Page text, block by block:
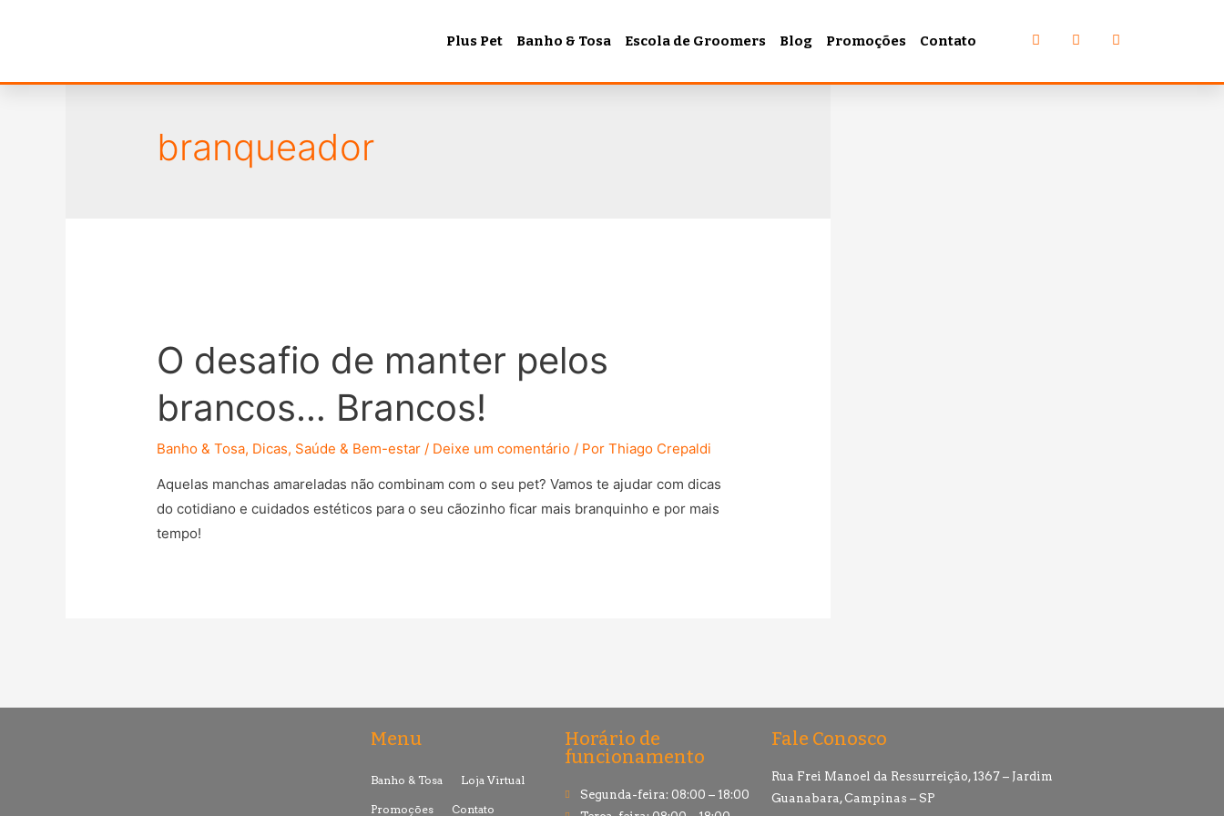
Plus Pet Banho & Tosa Escola de Groomers Blog Promoções Contato
branqueador
O desafio de manter pelos
brancos… Brancos!
Banho & Tosa, Dicas, Saúde & Bem-estar / Deixe um comentário / PorThiago Crepaldi
Aquelas manchas amareladas não combinam com o seu pet? Vamos te ajudar com dicas
do cotidiano e cuidados estéticos para o seu cãozinho ficar mais branquinho e por mais
tempo!
Menu
Banho & Tosa Loja Virtual
Promoções Contato
Horário de
funcionamento
Segunda-feira: 08:00 – 18:00
Fale Conosco
Rua Frei Manoel da Ressurreição, 1367 – Jardim
Guanabara, Campinas – SP